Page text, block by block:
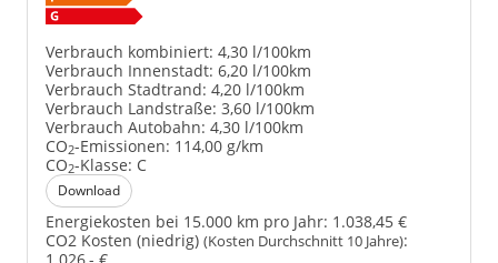
Verbrauch kombiniert: 4,30 l/100km
Verbrauch Innenstadt: 6,20 l/100km
Verbrauch Stadtrand: 4,20 l/100km
Verbrauch Landstraße: 3,60 l/100km
Verbrauch Autobahn: 4,30 l/100km
CO2-Emissionen: 114,00 g/km
CO2-Klasse: C
Download
Energiekosten bei 15.000 km pro Jahr: 1.038,45 €
CO2 Kosten (niedrig) (Kosten Durchschnitt 10 Jahre):
1.026,- €